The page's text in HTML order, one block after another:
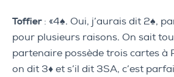
Toffier : «4♠. Oui, j’aurais dit 2♠,
pour plusieurs raisons. On sait
partenaire possède trois cartes à
on dit 3♦ et s’il dit 3SA, c’est